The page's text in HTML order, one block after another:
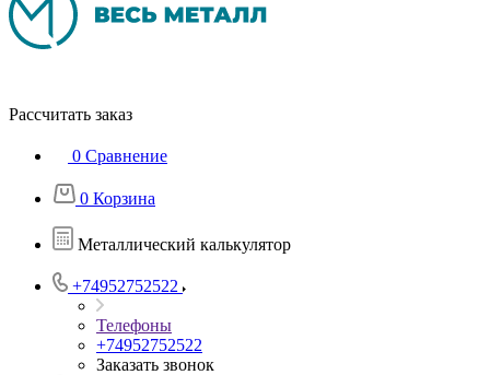
Рассчитать заказ
0 Сравнение
0 Корзина
Металлический калькулятор
+74952752522
Телефоны
+74952752522
Заказать звонок